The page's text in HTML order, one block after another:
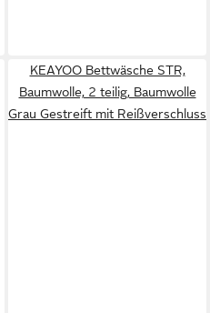
KEAYOO Bettwäsche STR,
Baumwolle, 2 teilig, Baumwolle
Grau Gestreift mit Reißverschluss